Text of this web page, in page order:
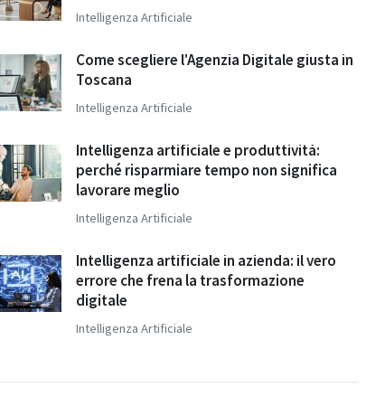
Intelligenza Artificiale
Come scegliere l'Agenzia Digitale giusta in
Toscana
Intelligenza Artificiale
Intelligenza artificiale e produttività:
perché risparmiare tempo non significa
lavorare meglio
Intelligenza Artificiale
Intelligenza artificiale in azienda: il vero
errore che frena la trasformazione
digitale
Intelligenza Artificiale